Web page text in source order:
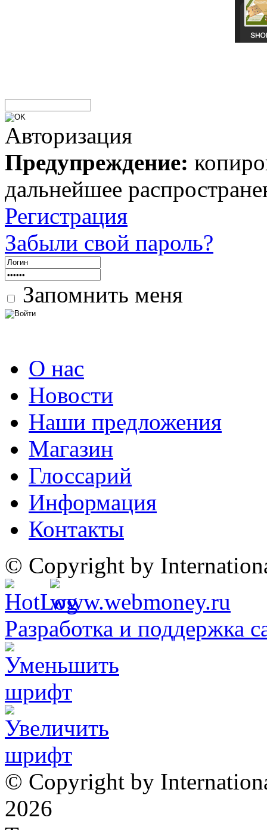
Авторизация
Предупреждение:
дальнейшее
Регистрация
Забыли свой пароль?
Запомнить меня
О нас
Новости
Наши предложения
Магазин
Глоссарий
Информация
Контакты
© Copyright by
Разработка и поддержка
© Copyright by
2026